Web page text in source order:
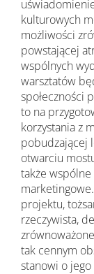
kulturowych
możliwości
powstającej
wspólnych
warsztatów
społeczności
to na
korzystania z
pobudzającej
otwarciu
także wspólne
projektu,
rzeczywista,
tak cennym
stanowi o